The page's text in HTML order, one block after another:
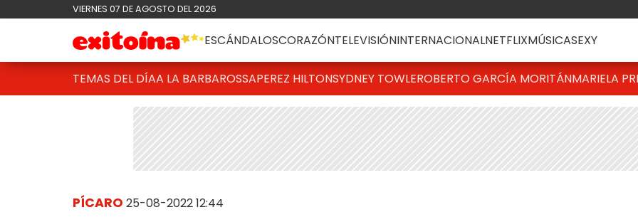
VIERNES 07 DE AGOSTO DEL 2026
ESCÁNDALOSCORAZÓNTELEVISIÓNINTERNACIONALNETFLIXMÚSICASEXY
TEMAS DEL DÍAA LA BARBAROSSAPEREZ HILTONSYDNEY TOWLEROBERTO GARCÍA MORITÁNMARIELA
PÍCARO 25-08-2022 12:44